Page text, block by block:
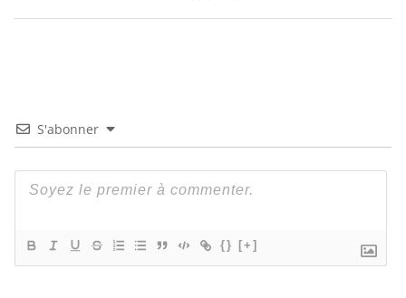
S'abonner
{} [+]